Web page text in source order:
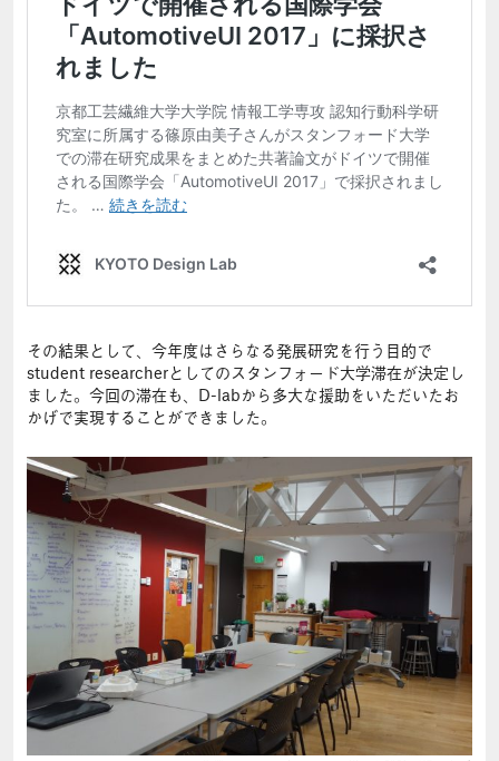
その結果として、今年度はさらなる発展研究を行う目的で
student researcherとしてのスタンフォード大学滞在が決定し
ました。今回の滞在も、D-labから多大な援助をいただいたお
かげで実現することができました。